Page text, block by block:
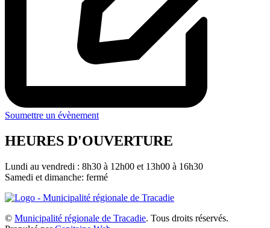
Soumettre un évènement
HEURES D'OUVERTURE
Lundi au vendredi : 8h30 à 12h00 et 13h00 à 16h30
Samedi et dimanche: fermé
© Municipalité régionale de Tracadie. Tous droits réservés.